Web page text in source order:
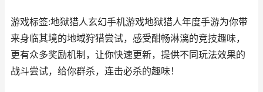
游戏标签:地狱猎人玄幻手机游戏地狱猎人年度手游为你带
来身临其境的地域狩猎尝试，感受酣畅淋漓的竞技趣味，
更有众多奖励机制，让你快速更新，提供不同玩法效果的
战斗尝试，给你群杀，连击必杀的趣味！